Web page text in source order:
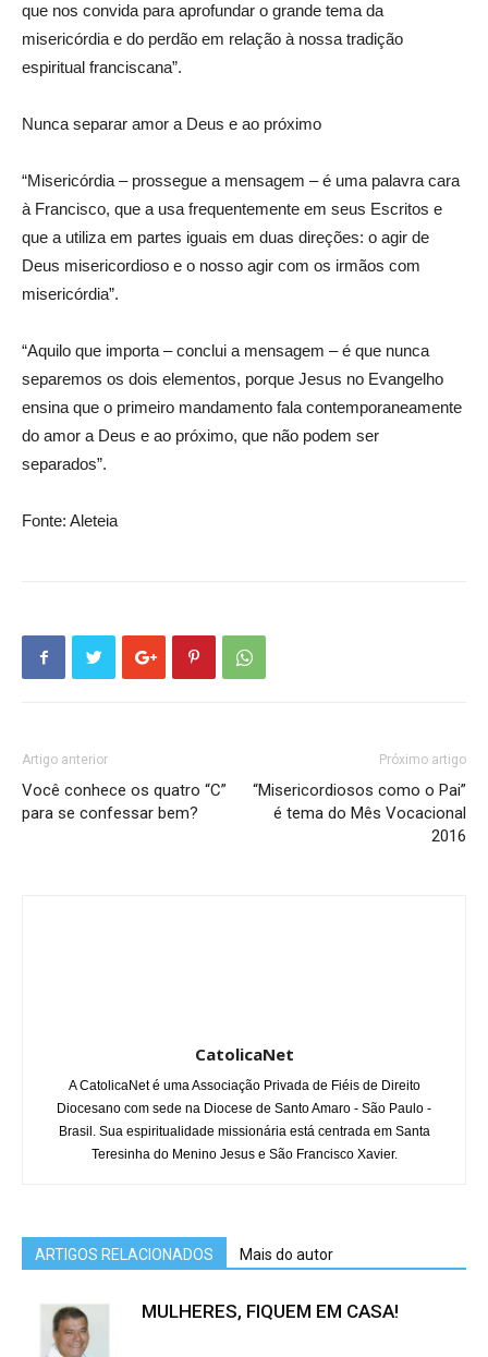
que nos convida para aprofundar o grande tema da
misericórdia e do perdão em relação à nossa tradição
espiritual franciscana”.
Nunca separar amor a Deus e ao próximo
“Misericórdia – prossegue a mensagem – é uma palavra cara
à Francisco, que a usa frequentemente em seus Escritos e
que a utiliza em partes iguais em duas direções: o agir de
Deus misericordioso e o nosso agir com os irmãos com
misericórdia”.
“Aquilo que importa – conclui a mensagem – é que nunca
separemos os dois elementos, porque Jesus no Evangelho
ensina que o primeiro mandamento fala contemporaneamente
do amor a Deus e ao próximo, que não podem ser
separados”.
Fonte: Aleteia
Artigo anterior
Você conhece os quatro “C”
para se confessar bem?
Próximo artigo
“Misericordiosos como o Pai”
é tema do Mês Vocacional
2016
CatolicaNet
A CatolicaNet é uma Associação Privada de Fiéis de Direito
Diocesano com sede na Diocese de Santo Amaro - São Paulo -
Brasil. Sua espiritualidade missionária está centrada em Santa
Teresinha do Menino Jesus e São Francisco Xavier.
ARTIGOS RELACIONADOS Mais do autor
MULHERES, FIQUEM EM CASA!